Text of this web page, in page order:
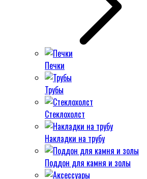
Печки
Трубы
Стеклохолст
Накладки на трубу
Поддон для камня и золы